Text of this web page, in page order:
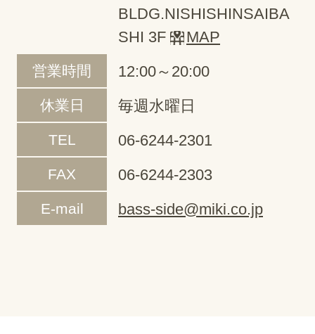
BLDG.NISHISHINSAIBA
SHI 3F
MAP
営業時間 12:00～20:00
休業日 毎週水曜日
TEL 06-6244-2301
FAX 06-6244-2303
E-mail bass-side@miki.co.jp